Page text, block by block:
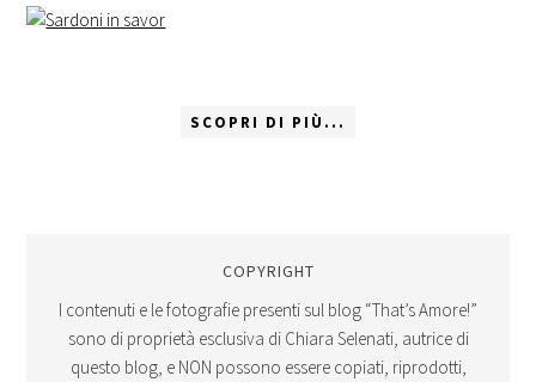
SCOPRI DI PIÙ...
COPYRIGHT
I contenuti e le fotografie presenti sul blog “That’s Amore!”
sono di proprietà esclusiva di Chiara Selenati, autrice di
questo blog, e NON possono essere copiati, riprodotti,